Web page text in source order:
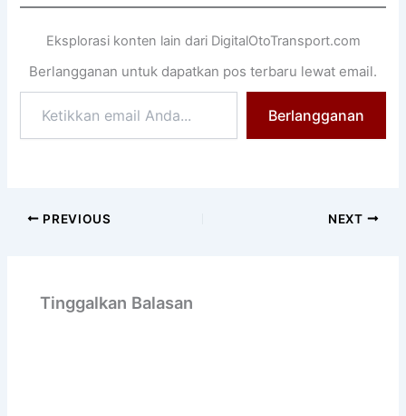
Eksplorasi konten lain dari DigitalOtoTransport.com
Berlangganan untuk dapatkan pos terbaru lewat email.
email
Anda...
Berlangganan
PREVIOUS NEXT
Tinggalkan Balasan